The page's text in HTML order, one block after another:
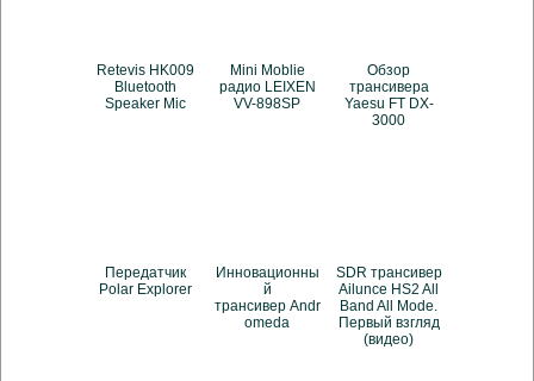
Retevis HK009
Bluetooth
Speaker Mic
Mini Moblie
радио LEIXEN
VV-898SP
Обзор
трансивера
Yaesu FT DX-
3000
Передатчик
Polar Explorer
Инновационны
й
трансивер Andr
omeda
SDR трансивер
Ailunce HS2 All
Band All Mode.
Первый взгляд
(видео)